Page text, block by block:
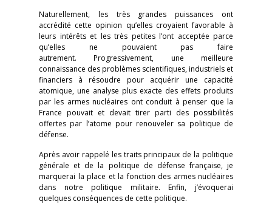
Naturellement, les très grandes puissances ont
accrédité cette opinion qu’elles croyaient favorable à
leurs intérêts et les très petites l’ont acceptée parce
qu’elles ne pouvaient pas faire
autrement. Progressivement, une meilleure
connaissance des problèmes scientifiques, industriels et
financiers à résoudre pour acquérir une capacité
atomique, une analyse plus exacte des effets produits
par les armes nucléaires ont conduit à penser que la
France pouvait et devait tirer parti des possibilités
offertes par l’atome pour renouveler sa politique de
défense.
Après avoir rappelé les traits principaux de la politique
générale et de la politique de défense française, je
marquerai la place et la fonction des armes nucléaires
dans notre politique militaire. Enfin, j’évoquerai
quelques conséquences de cette politique.